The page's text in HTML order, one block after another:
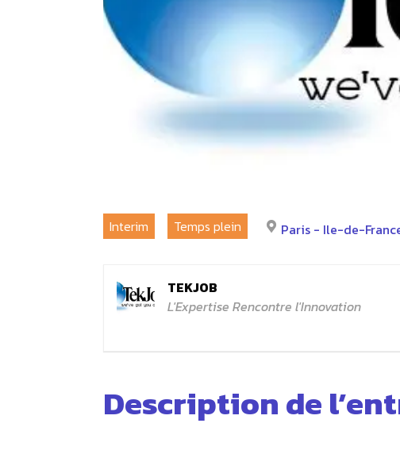
Interim Temps plein Paris - Ile-de-
TEKJOB
L'Expertise Rencontre l'Innovation
Description de